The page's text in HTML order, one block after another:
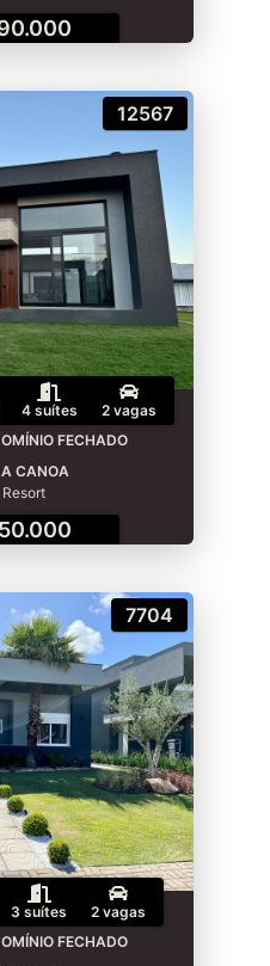
12567
4 suítes
2 vagas
FECHADO
CANOA
7704
3 suítes
2 vagas
FECHADO